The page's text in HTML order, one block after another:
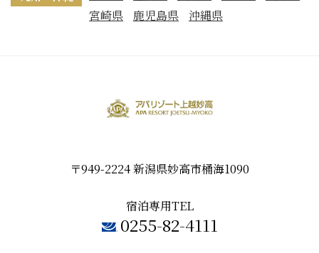
宮崎県
鹿児島県 沖縄県
〒949-2224 新潟県妙高市桶海1090
宿泊専用TEL
0255-82-4111